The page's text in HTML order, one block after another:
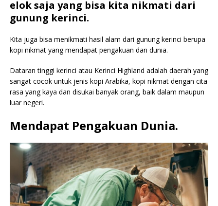
elok saja yang bisa kita nikmati dari
gunung kerinci.
Kita juga bisa menikmati hasil alam dari gunung kerinci berupa
kopi nikmat yang mendapat pengakuan dari dunia.
Dataran tinggi kerinci atau Kerinci Highland adalah daerah yang
sangat cocok untuk jenis kopi Arabika, kopi nikmat dengan cita
rasa yang kaya dan disukai banyak orang, baik dalam maupun
luar negeri.
Mendapat Pengakuan Dunia.